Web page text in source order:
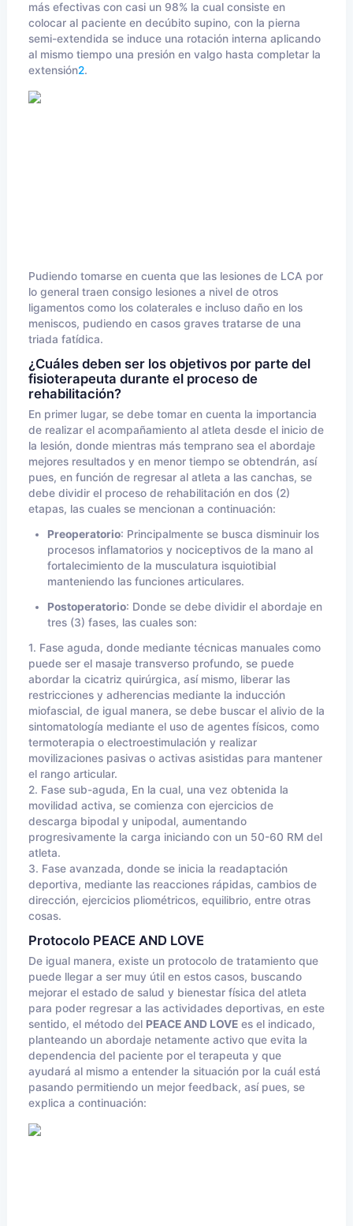
más efectivas con casi un 98% la cual consiste en
colocar al paciente en decúbito supino, con la pierna
semi-extendida se induce una rotación interna aplicando
al mismo tiempo una presión en valgo hasta completar la
extensión2.
Pudiendo tomarse en cuenta que las lesiones de LCA por
lo general traen consigo lesiones a nivel de otros
ligamentos como los colaterales e incluso daño en los
meniscos, pudiendo en casos graves tratarse de una
triada fatídica.
¿Cuáles deben ser los objetivos por parte del
fisioterapeuta durante el proceso de
rehabilitación?
En primer lugar, se debe tomar en cuenta la importancia
de realizar el acompañamiento al atleta desde el inicio de
la lesión, donde mientras más temprano sea el abordaje
mejores resultados y en menor tiempo se obtendrán, así
pues, en función de regresar al atleta a las canchas, se
debe dividir el proceso de rehabilitación en dos (2)
etapas, las cuales se mencionan a continuación:
Preoperatorio: Principalmente se busca disminuir los
procesos inflamatorios y nociceptivos de la mano al
fortalecimiento de la musculatura isquiotibial
manteniendo las funciones articulares.
Postoperatorio: Donde se debe dividir el abordaje en
tres (3) fases, las cuales son:
1. Fase aguda, donde mediante técnicas manuales como
puede ser el masaje transverso profundo, se puede
abordar la cicatriz quirúrgica, así mismo, liberar las
restricciones y adherencias mediante la inducción
miofascial, de igual manera, se debe buscar el alivio de la
sintomatología mediante el uso de agentes físicos, como
termoterapia o electroestimulación y realizar
movilizaciones pasivas o activas asistidas para mantener
el rango articular.
2. Fase sub-aguda, En la cual, una vez obtenida la
movilidad activa, se comienza con ejercicios de
descarga bipodal y unipodal, aumentando
progresivamente la carga iniciando con un 50-60 RM del
atleta.
3. Fase avanzada, donde se inicia la readaptación
deportiva, mediante las reacciones rápidas, cambios de
dirección, ejercicios pliométricos, equilibrio, entre otras
cosas.
Protocolo PEACE AND LOVE
De igual manera, existe un protocolo de tratamiento que
puede llegar a ser muy útil en estos casos, buscando
mejorar el estado de salud y bienestar física del atleta
para poder regresar a las actividades deportivas, en este
sentido, el método del PEACE AND LOVE es el indicado,
planteando un abordaje netamente activo que evita la
dependencia del paciente por el terapeuta y que
ayudará al mismo a entender la situación por la cuál está
pasando permitiendo un mejor feedback, así pues, se
explica a continuación: